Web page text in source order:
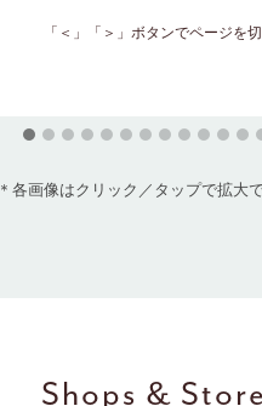
「＜」「＞」ボタンでページを
＊各画像はクリック／タップで拡大で
Shops &